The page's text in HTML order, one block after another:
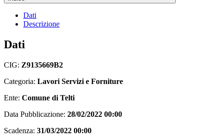
Dati
Descrizione
Dati
CIG: Z9135669B2
Categoria: Lavori Servizi e Forniture
Ente: Comune di Telti
Data Pubblicazione: 28/02/2022 00:00
Scadenza: 31/03/2022 00:00